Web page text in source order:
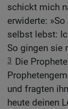
schickt mich
erwiderte:
selbst lebst:
So gingen sie
3 Die
und fragten
heute deinen